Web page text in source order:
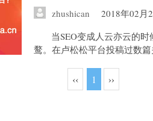
zhushican
2018年02月
当SEO变成人云亦云的
鹜。在卢松松平台投稿过数
‹‹ 1 ››